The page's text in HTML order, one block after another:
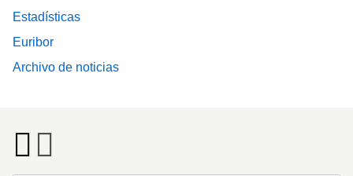
Estadísticas
Euribor
Archivo de noticias